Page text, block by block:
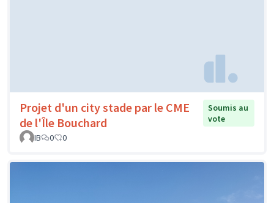
Projet d'un city stade par le CME
de l'Île Bouchard
Soumis au
vote
IB
0 0